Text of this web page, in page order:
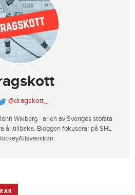
@dragskott_
Wikberg - är en av Sveriges största
år tillbaka. Bloggen fokuserar på SHL